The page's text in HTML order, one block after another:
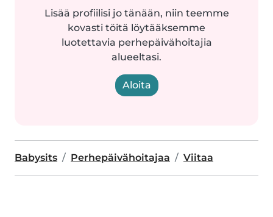
Lisää profiilisi jo tänään, niin teemme
kovasti töitä löytääksemme
luotettavia perhepäivähoitajia
alueeltasi.
Aloita
Babysits Perhepäivähoitajaa Viitaa